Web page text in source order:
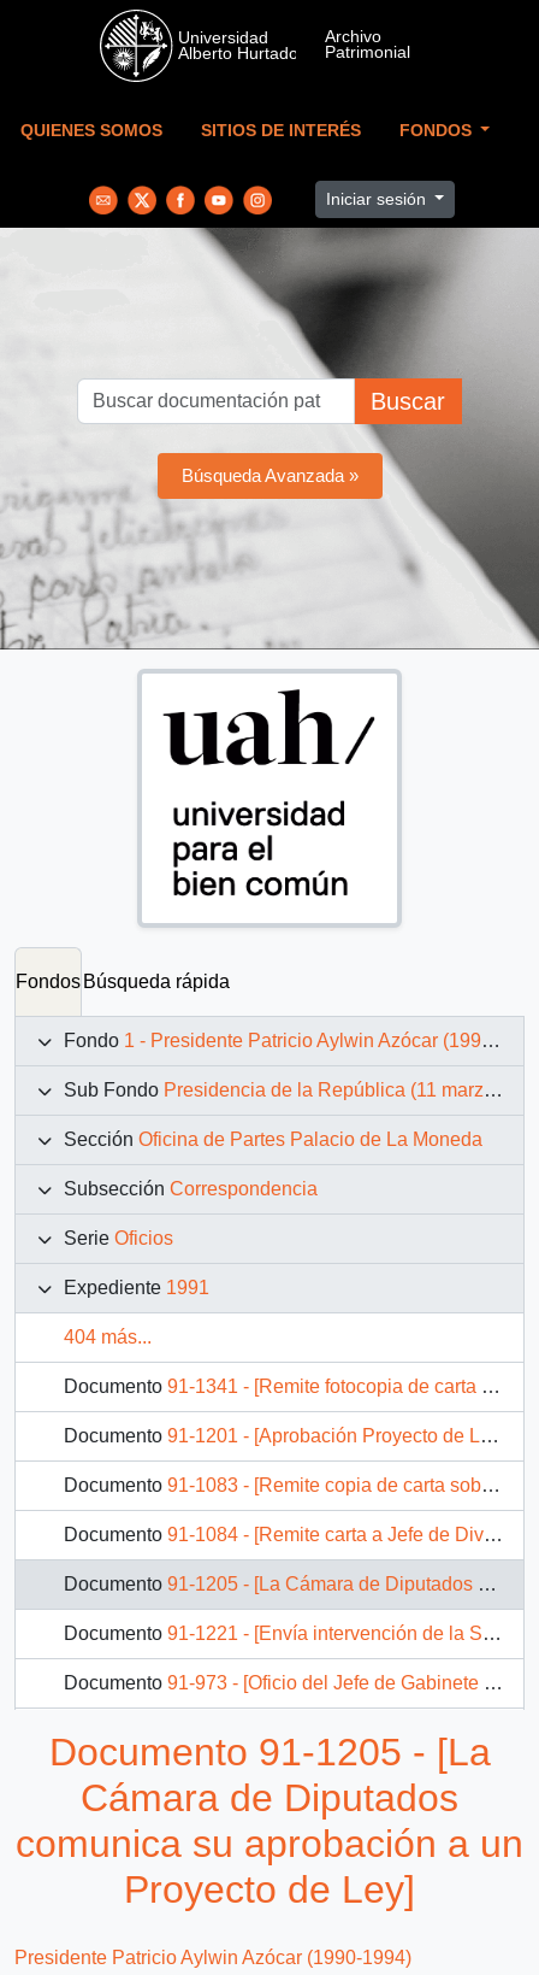
Skip to main content
QUIENES SOMOS SITIOS DE INTERÉS FONDOS
Iniciar sesión
Buscar
Búsqueda Avanzada »
Fondos Búsqueda rápida
Fondo 1 - Presidente Patricio Aylwin Azócar (1990-1994)
Sub Fondo Presidencia de la República (11 marzo 1990 – 11 marzo 1994)
Sección Oficina de Partes Palacio de La Moneda
Subsección Correspondencia
Serie Oficios
Expediente 1991
404 más...
Documento 91-1341 - [Remite fotocopia de carta que se indica a Presidente Comisión Nacional para la Sequía]
Documento 91-1201 - [Aprobación Proyecto de Ley]
Documento 91-1083 - [Remite copia de carta sobre relaciones diplomáticas con República de Lituania a secretario de Relaciones Exteriores]
Documento 91-1084 - [Remite carta a Jefe de División Jurídico-Legislativa]
Documento 91-1205 - [La Cámara de Diputados comunica su aprobación a un Proyecto de Ley]
Documento 91-1221 - [Envía intervención de la Senadora Soto con respecto a la situación del Golfo Pérsico]
Documento 91-973 - [Oficio del Jefe de Gabinete Presidencial dirigido al Jefe de la División Juridico Legislativa sobre Proyecto de Ley que modifica la Ley N° 3.580 de 1980]
91-975 - [Oficio del Jefe de Gabinete Presidencial dirigido al Jefe de la División Juridico Legislativa sobre el proyecto de ley que modifica la ley N° 18.962, Orgánica Constitucional de Enseñanza]
Documento 91-979 - [Oficio del Jefe de Gabinete Presidencial dirigido al Jefe de Previsión Social referente a solicitud de particular]
2011 más...
Documento 91-1205 - [La
Cámara de Diputados
comunica su aprobación a un
Proyecto de Ley]
Presidente Patricio Aylwin Azócar (1990-1994)